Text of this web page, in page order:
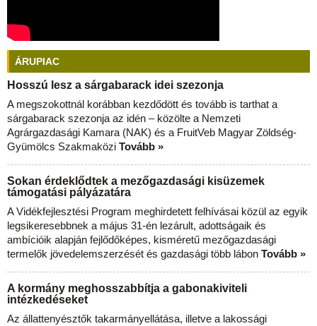
ÁRUPIAC
Hosszú lesz a sárgabarack idei szezonja
A megszokottnál korábban kezdődött és tovább is tarthat a
sárgabarack szezonja az idén – közölte a Nemzeti
Agrárgazdasági Kamara (NAK) és a FruitVeb Magyar Zöldség-
Gyümölcs Szakmaközi Tovább »
Sokan érdeklődtek a mezőgazdasági kisüzemek
támogatási pályázatára
A Vidékfejlesztési Program meghirdetett felhívásai közül az egyik
legsikeresebbnek a május 31-én lezárult, adottságaik és
ambícióik alapján fejlődőképes, kisméretű mezőgazdasági
termelők jövedelemszerzését és gazdasági több lábon Tovább »
A kormány meghosszabbítja a gabonakiviteli
intézkedéseket
Az állattenyésztők takarmányellátása, illetve a lakossági